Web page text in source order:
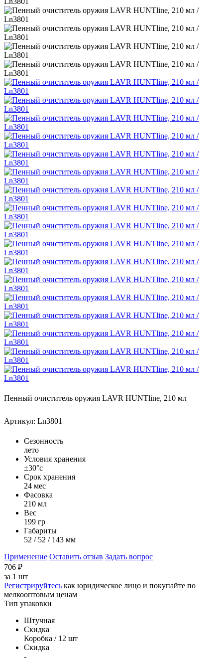
Пенный очиститель оружия LAVR HUNTline, 210 мл
Артикул: Ln3801
Сезонность
лето
Условия хранения
±30°с
Срок хранения
24 мес
Фасовка
210 мл
Вес
199 гр
Габариты
52 / 52 / 143 мм
Применение Оставить отзыв Задать вопрос
706 ₽
за 1 шт
Регистрируйтесь как юридическое лицо и покупайте по
мелкооптовым ценам
Тип упаковки
Штучная
Скидка
Коробка / 12 шт
Скидка
-